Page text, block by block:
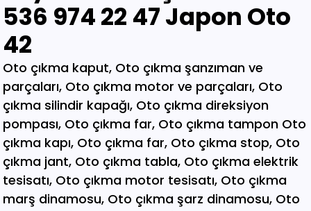
536 974 22 47 Japon Oto
42
Oto çıkma kaput, Oto çıkma şanzıman ve parçaları, Oto çıkma motor ve parçaları, Oto çıkma silindir kapağı, Oto çıkma direksiyon pompası, Oto çıkma far, Oto çıkma tampon Oto çıkma kapı, Oto çıkma far, Oto çıkma stop, Oto çıkma jant, Oto çıkma tabla, Oto çıkma elektrik tesisatı, Oto çıkma motor tesisatı, Oto çıkma marş dinamosu, Oto çıkma şarz dinamosu, Oto çıkma bobin, Oto çıkma enjektör, Oto çıkma karbüratör, Oto çıkma şamandıra , Oto çıkma yakıt pompası, Oto çıkma eksoz, Oto çıkma manifold, Oto çıkma katalizör, Oto çıkma beyin, Oto çıkma airbag, Oto çıkma sigorta, Oto çıkma sinyal, Oto hava filitre kazanı, Oto çıkma yağ filtresi, Oto çıkma yakıt filtresi, Oto çıkma debriyaj seti, Oto çıkma fren seti, Oto çıkma kampana, Oto çıkma körük, Oto çıkma fan, Oto çıkma fan davlumbazı, Oto çıkma soğutucu, Oto çıkma radyatör, Oto çıkma klima kompresörü, Oto çıkma bagaj, Oto çıkma su radyatörünü, Oto çıkma klima radyatörü, Oto çıkma interkol radyatörü, Oto çıkma cam, Oto çıkma çamurluk, Oto çıkma davlumbaz, Oto çıkma güneşlik, Oto çıkma kapı kolu, Oto çıkma kapı saçı, Oto çıkma karter, Oto kesme marşpiyel, Oto çıkma panel, Oto çıkma panjur , Oto çıkma sunroof, Oto çıkma arka tampon, Oto çıkma ön tampon, Oto çıkma ayna, Oto çıkma amartisör, Oto çıkma el freni, Oto çıkma el fren tabancası, Oto çıkma direksiyon simidi, Oto çıkma koltuk, Oto çıkma vites topuzu, Oto çıkma göğüs, Oto çıkma torpido, Oto çıkma kilometre saati, Oto çıkma dingil, Oto çıkma blok, Oto çıkma motor bloğu, Oto çıkma krank, Oto çıkma eksantrik mili, Oto çıkma gaz kelebeği, Oto çıkma kompresör, Oto çıkma mafsal, Oto çıkma motor kulağı, Oto çıkma motor, Oto çıkma piston kolu, Oto çıkma segman, Oto çıkma rulman, Oto çıkma turbo, Oto çıkma yağ pompası, Oto çıkma şanzıman dişlisi, Oto çıkma mafsal, Oto çıkma sekromenç, Oto çıkma türbin, Oto çıkma volant, Oto çıkma aks, Oto çıkma akis, Oto çıkma direksiyon kutusu, Oto çıkma direksiyon mili, Oto çıkma helezyon yayı, Oto çıkma körük, Oto çıkma porya, Oto çıkma sis çerçevesi, Oto çıkma kapı menteşesi, Oto çıkma sis farı, Oto çıkma difaransiyel, Oto çıkma traves, Oto çıkma cam motoru, Oto çıkma sinyal, Oto çıkma cam düğmesi, Oto çıkma kapı döşemesi, Oto çıkma cam kirkosu, Oto çıkma kalorifer kutusu, Oto çıkma beşik, Oto çıkma filtre, Oto çıkma konsül, Oto çıkma tampon demiri, Oto çıkma kapı kilidi, Oto çıkma motor takozu, Oto çıkma kampana, Oto çıkma gösterge paneli, Oto çıkma taşıyıcı, Oto kesme tavan, Oto kesme marşpiyel, Oto kesme çamurluk, Oto kesme yarım arka, Oto çıkma hava akış metresi, Oto çıkma vestenhaouse, Oto çıkma vestibhouse, Oto çıkma park sensörü Oto çıkma kapı fitilleri, Oto çıkma cam düğmesi, Oto çıkma motor takozu, Oto çıkma vites topuzu, Oto çıkma far beyni, Oto çıkma motor beyni, Oto çıkma airbag beyni, Oto çıkma abs beyni, Oto çıkma şanzıman beyni, Oto parça, Oto çıkma yedek parça, Oto oto yedek parça, Oto sigorta kutusu, Oto çıkma su bidonu, Oto çıkma teyp, Oto çıkma cd çalar, Oto çıkma rölanti ayarlayıcı, Oto çıkma kolon kilidi, Oto çıkma kapı kilidi, Oto çıkma kapı iç açma kolu, Oto çıkma kapı çıtası, Oto çıkma tavan çıtası, Oto çıkma krank kasnağı, Oto çıkma eksantrik kasnağı, Oto çıkma alt travers, Oto çıkma arka dingil, Oto çıkma fren merkezi, Oto çıkma imop kutus, Oto çıkma sigorta tablası, Oto çıkma klima ekranı, Oto çıkma vakum, Oto çıkma orta havalandırma, Oto çıkma radyo ekranı, Oto çıkma yağ pompası, Oto çıkma şanzıman kulağı, Oto çıkma debriyaj bilyası, Oto çıkma direksiyon spotu, Oto çıkma direksiyon sargısı, Oto çıkma airbag sargısı, Oto çıkma tesisat kablosu, Oto çıkma klima paneli, Oto çıkma ön kapı, Oto çıkma arka kapı, Oto çıkma baskı balata, Oto çıkma volant, Oto çıkma yedek parça, Oto çıkma parça, Oto oto yedek parça, Oto parça, Çıkma parça, Oto çıkma parçaları, Çıkma parçaları, Oto yedek parça, Oto çıkma şanzıman, Oto çıkma hoparlör, Oto çıkma fren vakum, Oto çıkma map sensösrü, Oto çıkma cam silgi motoru, Oto çıkma cam silgi kolu, Oto çıkma flaşö, Oto çıkma vites levyesi, Oto çıkma turbo basınç Oto çıkma vestinghouse, Oto çıkma gaz pedalı, Oto çıkma su bidonu, Oto çıkma ganister, Oto çıkma tampon braketi, Oto çıkma çamurluk davlumbazı, Oto çıkma el fren teli, Oto çıkma şarj dinamosu, Oto çıkma biel kolu, Oto çıkma hava akış metresi, Oto çıkma eksoz sondası, Oto çıkma emme manifoldu, Oto çıkma fincan, Oto çıkma itici horozlar, Oto çıkma piyano mili, Oto çıkma vites halatı, Oto çıkma tavan döşemesi, Oto çıkma sanroof düğmesi, Oto çıkma sanroof camı, Oto çıkma tavan anteni, Oto çıkma kapı bantları, Oto çıkma kapı soketi, Oto çıkma kapı tesisatı, Oto çıkma koltuk ayar düğmesi, Oto çıkma kapı rayı, Oto çıkma şanzıman dişlisi, Oto çıkma reyil borusu, Oto çıkma buji kablosu, Oto çıkma yağ çubuğu, Oto çıkma distribitör kapağı, Oto çıkma termostat, Oto çıkma map sensörü, Oto çıkma motor kaputu, Oto çıkma kapı nikelajı, Oto çıkma tampon nikelajı, Oto çıkma fren disk, Oto çıkma debriyaj rulmanı, Oto çıkma karbüratör, Oto çıkma eksoz takozu, Oto çıkma körük, Oto çıkma cam su deposu, Oto çıkma genleşme kavanozu, Oto çıkma süspansiyon, Oto çıkma devirdaim hortumu, Oto çıkma travers, Oto çıkma yedek su deposu, Oto çıkma emme manifolt, Oto çıkma kaset çalar, Oto çıkma kapı bandı, Oto çıkma eksantrik horuzu, Oto çıkma xenon far beyni, Oto çıkma tampon ızgarası, Oto çıkma cd çalar, Oto çıkma yakıt deposu, Oto çıkma tampon kaplaması, Oto çıkma kaput mandalı, Oto çıkma el fren düğmesi, Oto çıkma dikiz aynası, Oto çıkma yarım motor, Oto çıkma turbo borusu, Oto çıkma dış ayna, Oto çıkma iç ayna, Oto çıkma tozluk kapağı, Oto çıkma tampon alt bagaliti, Oto çıkma toz kapağı, Oto çıkma parça ankara, Oto çıkma parça İstanbul, Oto çıkma parça adana, Oto çıkma parça elağzı, Oto çıkma parça izmir, Oto çıkma parça bursa, Oto çıkma parça Eskişehir, Oto çıkma parça kayseri, Oto çıkma parça Diyarbakır, Oto çıkma parça Şanlıurfa, Oto çıkma parça,Gaziantep Oto çıkma parça ağrı, Oto çıkma parça konya, Oto çıkma parça Yozgat, Oto çıkma parça Nevşehir, Oto çıkma parça Niğde, Oto çıkma parça Antaly, Oto çıkma parça malatya, Oto çıkma parça mardin, Oto çıkma parça van, Oto çıkma parça hakkari, Oto çıkma parça,Erzurum Oto çıkma parça sivas, Oto çıkma parça Trabzon, Oto çıkma parça çorum, Oto çıkma parça samsun, Oto çıkma parça bolu, Oto çıkma parça afyon, Oto parça, Oto yedek parça, Oto oto yedek parça, Oto parçaları, Oto çıkmacı,yıldız sanayi sitesi ostim,otomobil yedek parça, çıkma parça oto yedek parça, Oto çıkma parça Oto parça, Oto çıkma parça , çıkma Oto parça,Adana Oto Çıkma Parça , Adıyaman Oto Çıkma Parça Afyon Oto Çıkma Parça Ağrı Oto Çıkma Parça Aksaray Oto Çıkma Parça Amasya Oto Çıkma Parça Ankara Oto Çıkma Parça Antalya Oto Çıkma Parça Ardahan Oto Çıkma Parça Artvin Oto Çıkma Parça Aydın Oto Çıkma Parça Balıkesir Oto Çıkma Parça Bartın Oto Çıkma Parça Batman Oto Çıkma Parça Bayburt Oto Çıkma Parça Bilecik Oto Çıkma Parça Bingöl Oto Çıkma Parça Bitlis Oto Çıkma Parça Bolu Oto Çıkma Parça Bursa Oto Çıkma Parça Çanakkale Oto Çıkma Parça Çankırı Oto Çıkma Parça Çorum Oto Çıkma Parça Denizli Oto Çıkma Parça Diyarbakır Oto Çıkma Parça Düzce Oto Çıkma Parça Edirne Oto Çıkma Parça Elazığ Oto Çıkma Parça Erzincan Oto Çıkma Parça Erzurum Oto Çıkma Parça Eskişehir Oto Çıkma Parça Gaziantep Oto Çıkma Parça Giresun Oto Çıkma Parça Gümüşhane Oto Çıkma Parça Hakkari Oto Çıkma Parça Hatay Oto Çıkma Parça Iğdır Oto Çıkma Parça Isparta Oto Çıkma Parça İstanbul Oto Çıkma Parça İzmir Oto Çıkma Parça Kahramanmaraş Oto Çıkma Karabük Oto Çıkma Parça Karaman Oto Çıkma Parça Kars Oto Çıkma Parça Kastamonu Oto Çıkma Parça Kayseri Oto Çıkma Parça Kilis Oto Çıkma Parça Kırıkkale Oto Çıkma Parça Kırklareli Oto Çıkma Parça Kırşehir Oto Çıkma Parça Kocaeli Oto Çıkma Parça Konya Oto Çıkma Parça Kütahya Oto Çıkma Parça Malatya Oto Çıkma Parça Manisa Yedek Parça Mardin Oto Çıkma Parça Mersin Oto Çıkma Parça Muğla Oto Çıkma Parça Nevşehir Oto Çıkma Parça Niğde Oto Çıkma Parça Ordu Oto Çıkma Parça Osmaniye Oto Çıkma Parça Rize Oto Çıkma Parça Sakarya Oto Çıkma Parça Samsun Oto Çıkma Parça Şanlıurfa Oto Çıkma Parça Siirt Oto Çıkma Parça Sinop Oto Çıkma Parça Şırnak Oto Çıkma Parça Sivas Oto Çıkma Parça Oto Çıkma Parça Tekirdağ Oto Çıkma Parça Tokat Oto Çıkma Parça Trabzon Oto Çıkma Parça Tunceli Oto Çıkma Parça Uşak Oto Çıkma Parça Van Oto Çıkma Parça Yalova Oto Çıkma Parça Yozgat Oto Çıkma Parça Zonguldak Oto Çıkma Parça Online Oto Çıkma Parça Düzce Oto Çıkma Parça Osmaniye Oto Çıkma Parça Kilis Oto Çıkma Parça Karabük Oto Çıkma Parça Yalova Oto Çıkma Parça Iğdır Oto Çıkma Parça Ardahan Oto Çıkma Parça Bartın Oto Çıkma Parça Şırnak Oto Çıkma Parça Adana Oto Çıkma yedek Parça Adıyaman Oto Çıkma yedek Afyon Oto Çıkma yedek Parça Ağrı Oto Çıkma yedek Parça Aksaray Oto Çıkma yedek Parça Amasya Oto Çıkma yedek Parça Ankara Oto Çıkma yedek Parça Antalya Oto Çıkma yedek Parça Ardahan Oto Çıkma yedek Parça Artvin Oto Çıkma yedek Parça Aydın Oto Çıkma yedek Parça Balıkesir Oto Çıkma yedek Parça Bartın Oto Çıkma yedek Parça Batman Oto Çıkma yedek Parça Bayburt Oto Çıkma yedek Parça Bilecik Oto Çıkma yedek Parça Bingöl Oto Çıkma yedek Parça Bitlis Oto Çıkma yedek Parça Bolu Oto Çıkma yedek Parça Bursa Oto Çıkma yedek Parça Çanakkale Oto Çıkma yedek Çankırı Oto Çıkma yedek Parça Çorum Oto Çıkma yedek Parça Denizli Oto Çıkma yedek Parça Diyarbakır Oto Çıkma yedek Düzce Oto Çıkma yedek Parça Edirne Oto Çıkma yedek Parça Elazığ Oto Çıkma yedek Parça Erzincan Oto Çıkma yedek Parça Erzurum Oto Çıkma yedek Parça Eskişehir Oto Çıkma yedek Parça Gaziantep Oto Çıkma yedek Giresun Oto Çıkma yedek Parça Gümüşhane Oto Çıkma yedek Hakkari Oto Çıkma yedek Parça Hatay Oto Çıkma yedek Parça Iğdır Oto Çıkma yedek Parça Isparta Oto Çıkma yedek Parça İstanbul Oto Çıkma yedek Parça İzmir Oto Çıkma yedek Parça Kahramanmaraş Oto Çıkma Karabük Oto Çıkma yedek Parça Karaman Oto Çıkma yedek Parça Kars Oto Çıkma yedek Parça Kastamonu Oto Çıkma yedek Kayseri Oto Çıkma yedek Parça Kilis Oto Çıkma yedek Parça Oto Çıkma Şarj Dinamosu, Oto Çıkma Taban Döşemeleri, Tekirdağ O